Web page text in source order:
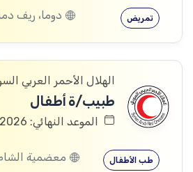
تمريض دوما، ريف
الهلال الأحمر العربي
طبيب/ة أطفال
الموعد النهائي: 09/08/2026
طب الأطفال